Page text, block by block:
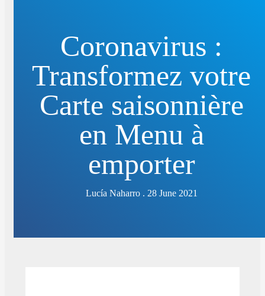
Coronavirus :
Transformez votre
Carte saisonnière
en Menu à
emporter
Lucía Naharro . 28 June 2021